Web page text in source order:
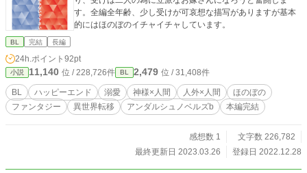
す。全編全年齢、少し受けが可哀想な描写がありますが基本
的にはほのぼのイチャイチャしています。
BL 完結 長編
24h.ポイント 92pt
小説 11,140 位 / 228,726件 BL 2,479 位 / 31,408件
BL ハッピーエンド 溺愛 神様×人間 人外×人間
ほのぼの
ファンタジー
異世界転移 アンダルシュノベルズb 本編完結
感想数 1
文字数 226,782
最終更新日 2023.03.26
登録日 2022.12.28